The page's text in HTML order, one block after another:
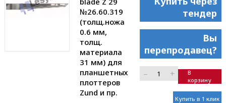
№26.60.319
(толщ.ножа
0.6 мм,
толщ.
материала
31 мм) для
планшетных
плоттеров
Zund и пр.
тендер
Вы
перепродавец?
– +
В
корзину
Купить в 1 клик